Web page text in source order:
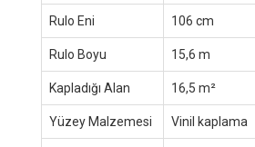
Rulo Eni 106 cm
Rulo Boyu 15,6 m
Kapladığı Alan 16,5 m²
Yüzey Malzemesi Vinil kaplama